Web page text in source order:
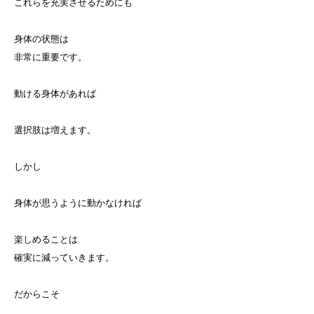
これらを充実させるためにも
身体の状態は
非常に重要です。
動ける身体があれば
選択肢は増えます。
しかし
身体が思うように動かなければ
楽しめることは
確実に減っていきます。
だからこそ